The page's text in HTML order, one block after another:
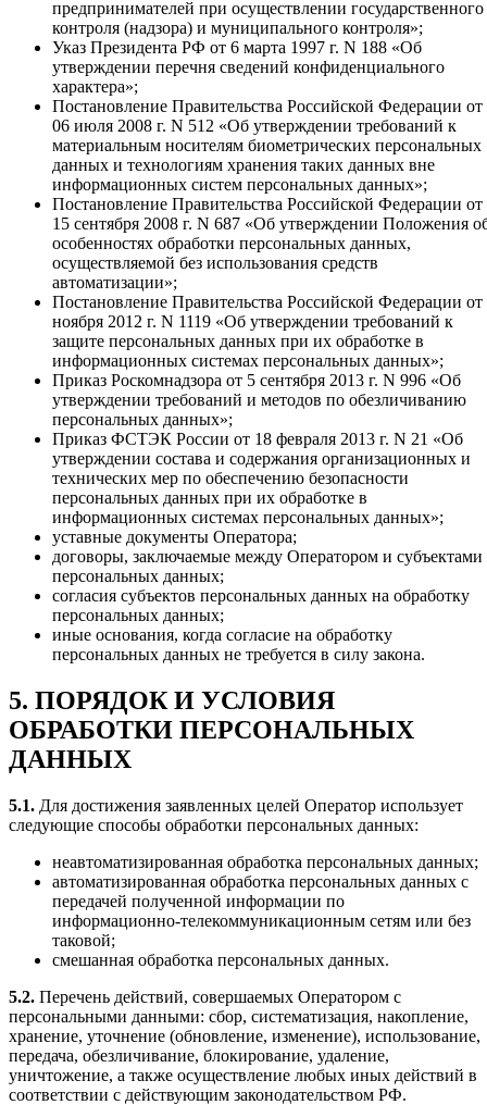
предпринимателей при осуществлении государственного
контроля (надзора) и муниципального контроля»;
Указ Президента РФ от 6 марта 1997 г. N 188 «Об
утверждении перечня сведений конфиденциального
характера»;
Постановление Правительства Российской Федерации от
06 июля 2008 г. N 512 «Об утверждении требований к
материальным носителям биометрических персональных
данных и технологиям хранения таких данных вне
информационных систем персональных данных»;
Постановление Правительства Российской Федерации от
15 сентября 2008 г. N 687 «Об утверждении Положения
особенностях обработки персональных данных,
осуществляемой без использования средств
автоматизации»;
Постановление Правительства Российской Федерации от
ноября 2012 г. N 1119 «Об утверждении требований к
защите персональных данных при их обработке в
информационных системах персональных данных»;
Приказ Роскомнадзора от 5 сентября 2013 г. N 996 «Об
утверждении требований и методов по обезличиванию
персональных данных»;
Приказ ФСТЭК России от 18 февраля 2013 г. N 21 «Об
утверждении состава и содержания организационных и
технических мер по обеспечению безопасности
персональных данных при их обработке в
информационных системах персональных данных»;
уставные документы Оператора;
договоры, заключаемые между Оператором и субъектами
персональных данных;
согласия субъектов персональных данных на обработку
персональных данных;
иные основания, когда согласие на обработку
персональных данных не требуется в силу закона.
5. ПОРЯДОК И УСЛОВИЯ
ОБРАБОТКИ ПЕРСОНАЛЬНЫХ
ДАННЫХ
5.1. Для достижения заявленных целей Оператор использует
следующие способы обработки персональных данных:
неавтоматизированная обработка персональных данных;
автоматизированная обработка персональных данных с
передачей полученной информации по
информационно‑телекоммуникационным сетям или без
таковой;
смешанная обработка персональных данных.
5.2. Перечень действий, совершаемых Оператором с
персональными данными: сбор, систематизация, накопление,
хранение, уточнение (обновление, изменение), использование,
передача, обезличивание, блокирование, удаление,
уничтожение, а также осуществление любых иных действий в
соответствии с действующим законодательством РФ.